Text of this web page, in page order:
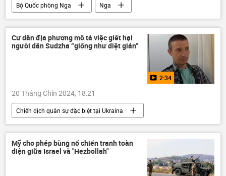
Bộ Quốc phòng Nga
Nga
Cuộc khủng hoảng ở Ukraina
Ukraina
Thế giới
lực lượng vũ trang Nga
Quân đội Nga
DNR
LNR
Cư dân địa phương mô tả việc giết hại
người dân Sudzha “giống như diệt gián”
2:34
20 Tháng Chín 2024, 18:21
Chiến dịch quân sự đặc biệt tại Ukraina
Cuộc khủng hoảng ở Ukraina
Ukraina
Video từ Ukraina
Nga
Kursk
con gián
Mỹ cho phép bùng nổ chiến tranh toàn
diện giữa Israel và "Hezbollah"